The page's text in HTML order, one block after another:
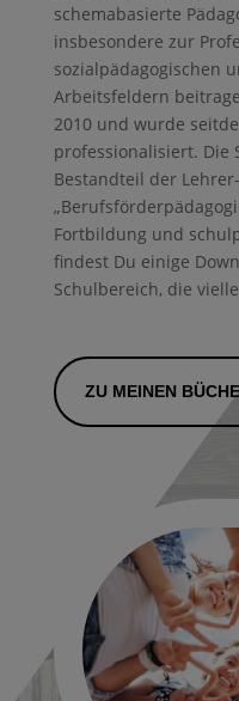
schemabasierte
insbesondere zur
sozialpädagogischen
Arbeitsfeldern
2010 und wurde
professionalisiert. Die
Bestandteil der
Fortbildung und
findest Du einige
Schulbereich, die
ZU MEINEN